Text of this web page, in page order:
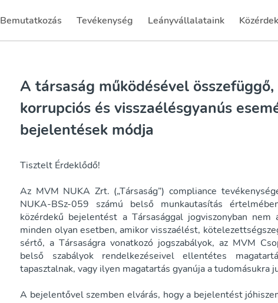
Bemutatkozás Tevékenység
(current) Leányvállalataink
(current)
A társaság működésével
korrupciós és visszaélésgyanús
bejelentések módja
Tisztelt Érdeklődő!
Az MVM NUKA Zrt. („Társaság”) compliance
NUKA-BSz-059 számú belső munkautasítás
közérdekű bejelentést a Társasággal jogviszonyban
minden olyan esetben, amikor visszaélést,
sértő, a Társaságra vonatkozó jogszabályok, az MVM
belső szabályok rendelkezéseivel ellentétes
tapasztalnak, vagy ilyen magatartás gyanúja a tudomásukra
A bejelentővel szemben elvárás, hogy a bejelentést